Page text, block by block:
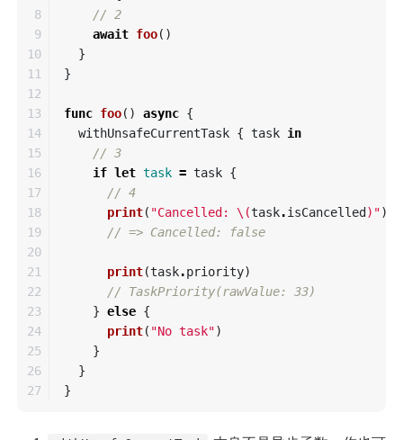
8
9
10
11
12
13
14
15
16
17
18
19
20
21
22
23
24
25
26
// 2
await foo()
}
}
func foo() async {
withUnsafeCurrentTask { task in
// 3
if let task = task {
// 4
print( "Cancelled: \(task.isCancelled ) ")
// => Cancelled: false
print(task.priority)
// TaskPriority(rawValue: 33)
} else {
print( "No task")
}
}
}